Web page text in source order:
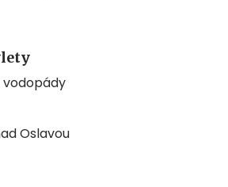
vodopády
Oslavou